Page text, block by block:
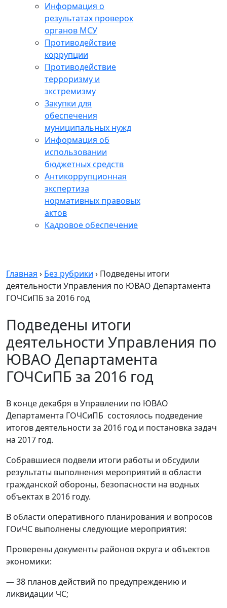
Информация о
результатах проверок
органов МСУ
Противодействие
коррупции
Противодействие
терроризму и
экстремизму
Закупки для
обеспечения
муниципальных нужд
Информация об
использовании
бюджетных средств
Антикоррупционная
экспертиза
нормативных правовых
актов
Кадровое обеспечение
Главная › Без рубрики › Подведены итоги
деятельности Управления по ЮВАО Департамента
ГОЧСиПБ за 2016 год
Подведены итоги
деятельности Управления по
ЮВАО Департамента
ГОЧСиПБ за 2016 год
В конце декабря в Управлении по ЮВАО
Департамента ГОЧСиПБ состоялось подведение
итогов деятельности за 2016 год и постановка задач
на 2017 год.
Собравшиеся подвели итоги работы и обсудили
результаты выполнения мероприятий в области
гражданской обороны, безопасности на водных
объектах в 2016 году.
В области оперативного планирования и вопросов
ГОиЧС выполнены следующие мероприятия:
Проверены документы районов округа и объектов
экономики:
— 38 планов действий по предупреждению и
ликвидации ЧС;